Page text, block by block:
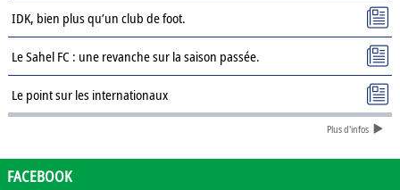
IDK, bien plus qu’un club de foot.
Le Sahel FC : une revanche sur la saison passée.
Le point sur les internationaux
Présentation des clubs de D3 : ASPC Tenkodogo
Plus d'infos
FACEBOOK